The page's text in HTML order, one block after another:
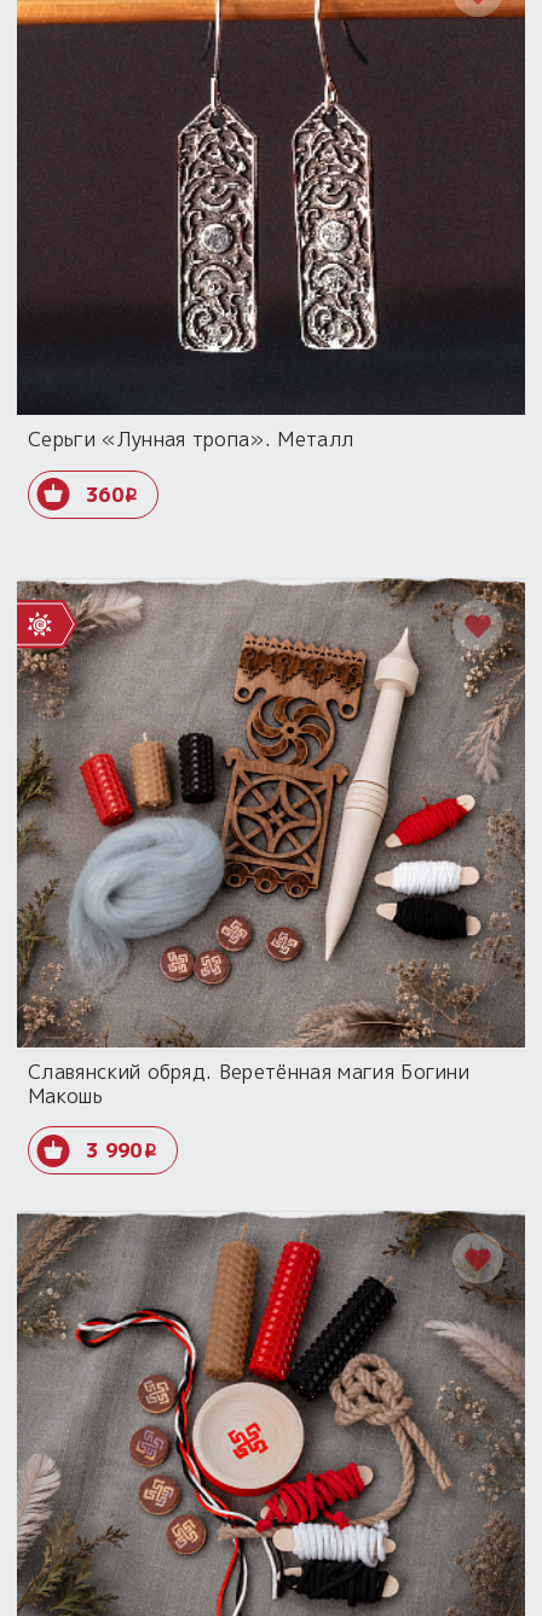
Серьги «Лунная тропа». Металл
360i
Славянский обряд. Веретённая магия Богини
Макошь
3 990i